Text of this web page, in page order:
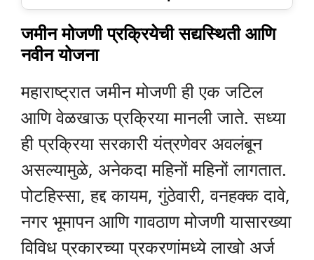
जमीन मोजणी प्रक्रियेची सद्यस्थिती आणि
नवीन योजना
महाराष्ट्रात जमीन मोजणी ही एक जटिल
आणि वेळखाऊ प्रक्रिया मानली जाते. सध्या
ही प्रक्रिया सरकारी यंत्रणेवर अवलंबून
असल्यामुळे, अनेकदा महिनों महिनों लागतात.
पोटहिस्सा, हद्द कायम, गुंठेवारी, वनहक्क दावे,
नगर भूमापन आणि गावठाण मोजणी यासारख्या
विविध प्रकारच्या प्रकरणांमध्ये लाखो अर्ज